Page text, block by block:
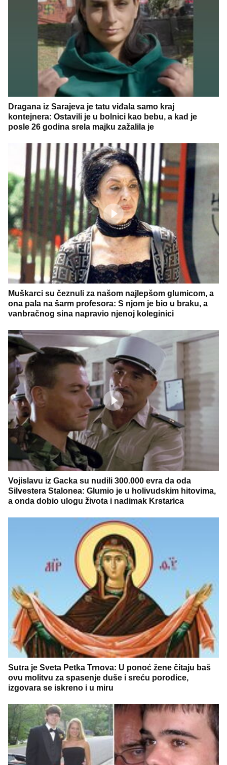
Dragana iz Sarajeva je tatu viđala samo kraj
kontejnera: Ostavili je u bolnici kao bebu, a kad je
posle 26 godina srela majku zažalila je
Muškarci su čeznuli za našom najlepšom glumicom, a
ona pala na šarm profesora: S njom je bio u braku, a
vanbračnog sina napravio njenoj koleginici
Vojislavu iz Gacka su nudili 300.000 evra da oda
Silvestera Stalonea: Glumio je u holivudskim hitovima,
a onda dobio ulogu života i nadimak Krstarica
Sutra je Sveta Petka Trnova: U ponoć žene čitaju baš
ovu molitvu za spasenje duše i sreću porodice,
izgovara se iskreno i u miru